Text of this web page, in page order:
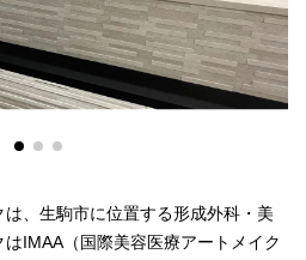
、生駒市に位置する形成外科・美
IMAA（国際美容医療アートメイク